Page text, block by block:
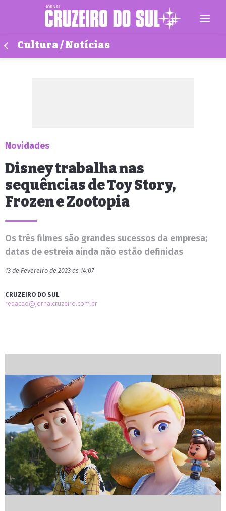
Cultura / Notícias
Novidades
Disney trabalha nas
sequências de Toy Story,
Frozen e Zootopia
Os três filmes são grandes sucessos da empresa;
datas de estreia ainda não estão definidas
13 de Fevereiro de 2023 às 14:07
CRUZEIRO DO SUL
redacao@jornalcruzeiro.com.br